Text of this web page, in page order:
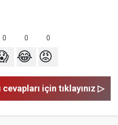
0 0 0
😂 😡
cevapları için tıklayınız ▷